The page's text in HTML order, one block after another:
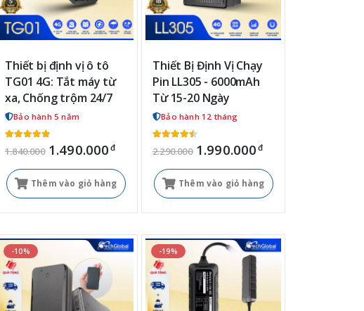
Thiết bị định vị ô tô
TG01 4G: Tắt máy từ
xa, Chống trộm 24/7
Bảo hành 5 năm
1.840.000 1.490.000 đ
Thêm vào giỏ hàng
Thiết Bị Định Vị Chạy
Pin LL305 - 6000mAh
Từ 15-20 Ngày
Bảo hành 12 tháng
2.290.000 1.990.000 đ
Thêm vào giỏ hàng
-10% -19%